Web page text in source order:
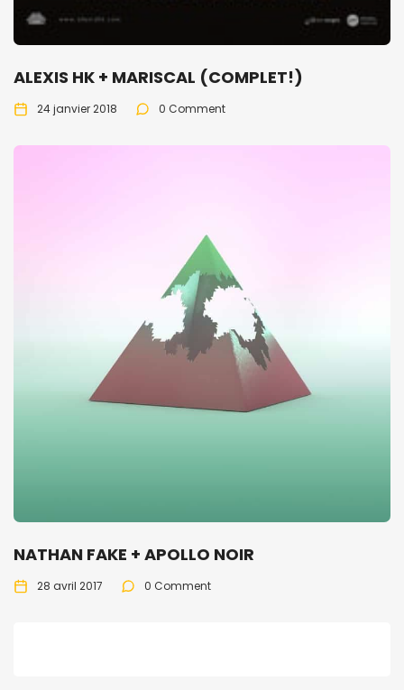
ALEXIS HK + MARISCAL (COMPLET!)
24 janvier 2018 0 Comment
NATHAN FAKE + APOLLO NOIR
28 avril 2017 0 Comment